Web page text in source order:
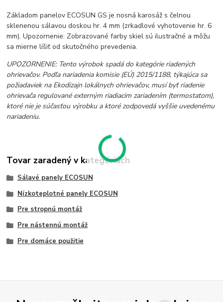
Základom panelov ECOSUN GS je nosná karosáž s čelnou
sklenenou sálavou doskou hr. 4 mm (zrkadlové vyhotovenie hr. 6
mm). Upozornenie: Zobrazované farby skiel sú ilustračné a môžu
sa mierne líšiť od skutočného prevedenia.
UPOZORNENIE: Tento výrobok spadá do kategórie riadených
ohrievačov. Podľa nariadenia komisie (EÚ) 2015/1188, týkajúca sa
požiadaviek na Ekodizajn lokálnych ohrievačov, musí byť riadenie
ohrievača regulované externým riadiacim zariadením (termostatom),
ktoré nie je súčasťou výrobku a ktoré zodpovedá vyššie uvedenému
nariadeniu.
Tovar zaradený v kategóriách
Sálavé panely ECOSUN
Nízkoteplotné panely ECOSUN
Pre stropnú montáž
Pre nástennú montáž
Pre domáce použitie